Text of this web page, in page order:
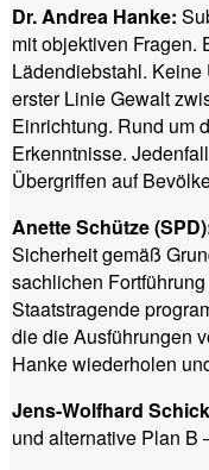
Dr. Andrea Hanke:
mit objektiven Fragen.
Lädendiebstahl.
erster Linie Gewalt
Einrichtung. Rund um
Erkenntnisse.
Übergriffen auf
Anette Schütze
Sicherheit gemäß
sachlichen
Staatstragende
die die Ausführungen
Hanke wiederholen
Jens-Wolfhard
und alternative Plan B